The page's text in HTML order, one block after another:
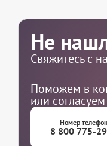
Не
Свяжитесь с
Поможем в
или
Номер
8 800 775-